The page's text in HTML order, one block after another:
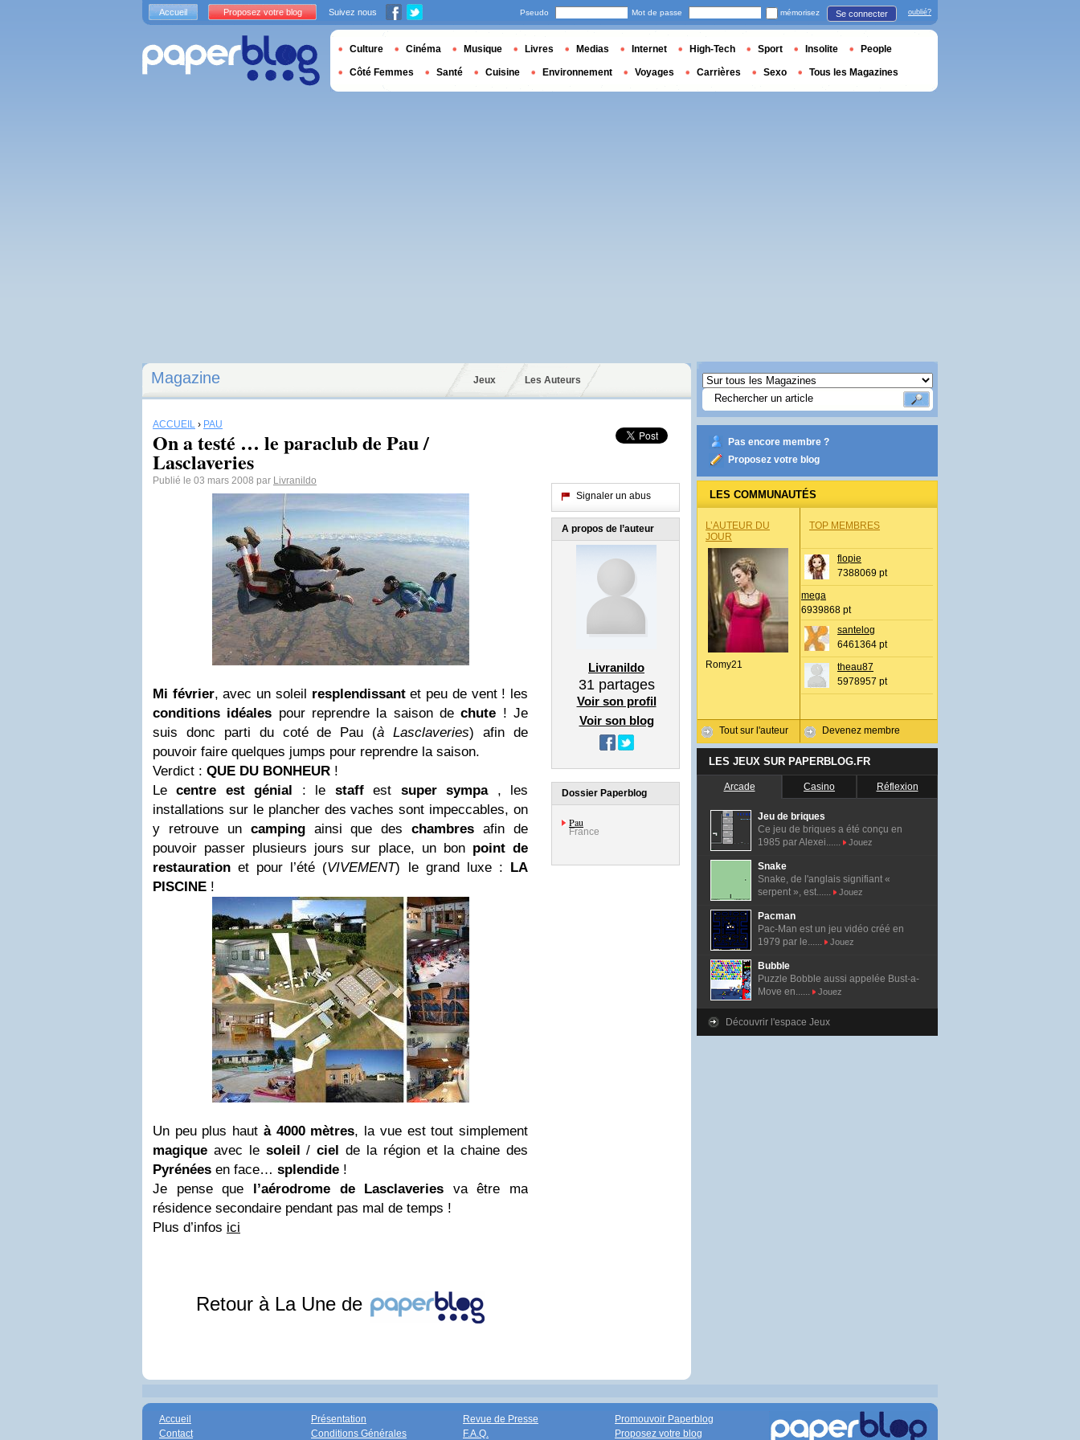
Magazine Jeux Les Auteurs
ACCUEIL › PAU
On a testé … le paraclub de Pau /
Lasclaveries
Publié le 03 mars 2008 par Livranildo
Mi février, avec un soleil resplendissantet peu de vent ! les
conditions idéales pour reprendre la saison dechute ! Je
suis donc parti du coté de Pau (à Lasclaveries) afin de
pouvoir faire quelques jumps pour reprendre la saison.
Verdict : QUE DU BONHEUR !
Lecentre est génial : le staffest super sympa, les
installations sur le plancher des vaches sont impeccables, on
y retrouve un campingainsi que deschambres afin de
pouvoir passer plusieurs jours sur place, un bon point de
restauration et pour l’été (VIVEMENT) le grand luxe : LA
PISCINE !
Un peu plus haut à 4000 mètres, la vue est tout simplement
magique avec le soleil /ciel de la région et la chaine des
Pyrénées en face… splendide !
Je pense que l’aérodrome de Lasclaveries va être ma
résidence secondaire pendant pas mal de temps !
Plus d’infos ici
Retour à La Une de
Signaler un abus
A propos de l’auteur
Livranildo
31partages
Voir son profil
Voir son blog
Dossier Paperblog
Pau
France
Pas encore membre ?
Proposez votre blog
LES COMMUNAUTÉS
L’AUTEUR DU
JOUR
Romy21
Tout sur l'auteur
TOP MEMBRES
flopie
7388069 pt
mega
6939868 pt
santelog
6461364 pt
theau87
5978957 pt
Devenez membre
LES JEUX SUR PAPERBLOG.FR
Arcade Casino Réflexion
Jeu de briques
Ce jeu de briques a été conçu en
1985 par Alexei......
Jouez
Snake
Snake, de l'anglais signifiant «
serpent », est......
Jouez
Pacman
Pac-Man est un jeu vidéo créé en
1979 par le......
Jouez
Bubble
Puzzle Bobble aussi appelée Bust-a-
Move en......
Jouez
Découvrir l'espace Jeux
Accueil Proposez votre blog Suivez nous Pseudo Mot de passe mémorisez Se connecter oublié?
Culture Cinéma Musique Livres Medias Internet High-Tech Sport Insolite People
Côté Femmes Santé Cuisine Environnement Voyages Carrières Sexo Tous les Magazines
Accueil
Contact
Présentation
Conditions Générales
Revue de Presse
F.A.Q.
Promouvoir Paperblog
Proposez votre blog